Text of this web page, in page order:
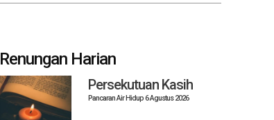
Renungan Harian
Persekutuan Kasih
Pancaran Air Hidup 6 Agustus 2026